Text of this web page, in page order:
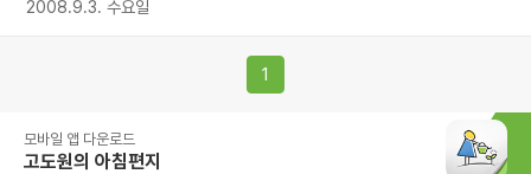
2008.9.3. 수요일
1
모바일 앱 다운로드
고도원의 아침편지